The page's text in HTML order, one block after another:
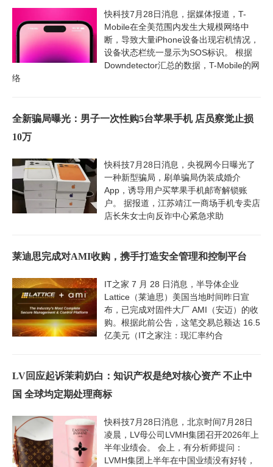
快科技7月28日消息，据媒体报道，T-
Mobile在全美范围内发生大规模网络中
断，导致大量iPhone设备出现宕机情况，
设备状态栏统一显示为SOS标识。 根据
Downdetector汇总的数据，T-Mobile的网
络
全新骗局曝光：男子一次性购5台苹果手机 店员察觉止损
10万
快科技7月28日消息，央视网今日曝光了
一种新型骗局，刷单骗局伪装成婚介
App，诱导用户买苹果手机邮寄解锁账
户。 据报道，江苏靖江一商场手机专卖店
店长朱女士向反诈中心紧急求助
莱迪思完成对AMI收购，携手打造安全管理和控制平台
IT之家 7 月 28 日消息，半导体企业
Lattice（莱迪思）美国当地时间昨日宣
布，已完成对固件大厂 AMI（安迈）的收
购。根据此前公告，这笔交易总额达 16.5
亿美元（IT之家注：现汇率约合
LV回应起诉茉莉奶白：知识产权是绝对核心资产 不止中
国 全球均定期处理商标
快科技7月28日消息，北京时间7月28日
凌晨，LV母公司LVMH集团召开2026年上
半年业绩会。 会上，有分析师提问：
LVMH集团上半年在中国业绩没有好转，